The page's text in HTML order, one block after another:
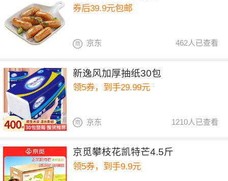
券后39.9元包邮
462人已查看
京东
新逸风加厚抽纸30包
领5券，到手29.99元
1210人已查看
京东
京觅攀枝花凯特芒4.5斤
领5券，到手9.9元